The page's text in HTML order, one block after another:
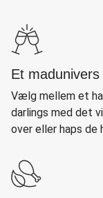
Et
Vælg mellem et
darlings med det
over eller haps de